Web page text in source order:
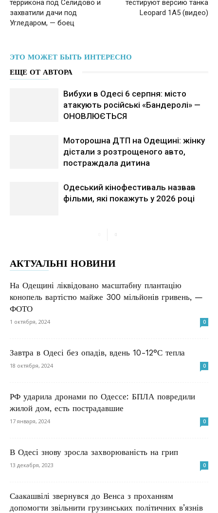
террикона под Селидово и
захватили дачи под
Угледаром, — боец
тестируют версию танка
Leopard 1A5 (видео)
ЭТО МОЖЕТ БЫТЬ ИНТЕРЕСНО
ЕЩЕ ОТ АВТОРА
Вибухи в Одесі 6 серпня: місто
атакують російські «Бандеролі» —
ОНОВЛЮЄТЬСЯ
Моторошна ДТП на Одещині: жінку
дістали з розтрощеного авто,
постраждала дитина
Одеський кінофестиваль назвав
фільми, які покажуть у 2026 році
АКТУАЛЬНІ НОВИНИ
На Одещині ліквідовано масштабну плантацію
конопель вартістю майже 300 мільйонів гривень, —
ФОТО
1 октября, 2024 0
Завтра в Одесі без опадів, вдень 10-12°С тепла
18 октября, 2024 0
РФ ударила дронами по Одессе: БПЛА повредили
жилой дом, есть пострадавшие
17 января, 2024 0
В Одесі знову зросла захворюваність на грип
13 декабря, 2023 0
Саакашвілі звернувся до Венса з проханням
допомогти звільнити грузинських політичних в’язнів